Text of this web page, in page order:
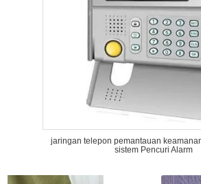
jaringan telepon pemantauan
sistem Pencuri Alarm